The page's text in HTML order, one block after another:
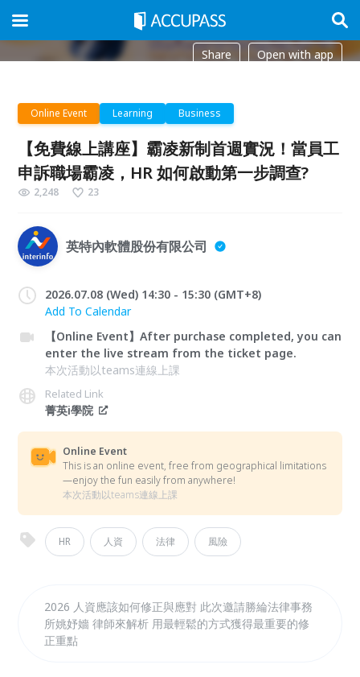
Share Open with app
Online Event Learning Business
【免費線上講座】霸凌新制首週實況！當員工
申訴職場霸凌，HR 如何啟動第一步調查?
2,248 23
英特內軟體股份有限公司
2026.07.08 (Wed) 14:30 - 15:30 (GMT+8)
Add To Calendar
【Online Event】After purchase completed, you can
enter the live stream from the ticket page.
本次活動以teams連線上課
Related Link
菁英i學院
Online Event
This is an online event, free from geographical limitations
—enjoy the fun easily from anywhere!
本次活動以teams連線上課
HR 人資 法律 風險
2026 人資應該如何修正與應對 此次邀請勝綸法律事務
所​姚妤嬙 律師來解析 用最輕鬆的方式獲得最重要的修
正重點